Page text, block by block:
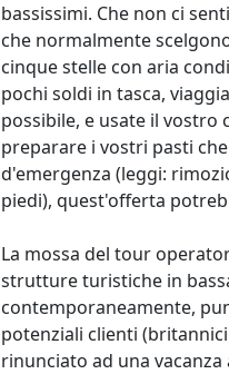
bassissimi. Che non ci
che normalmente
cinque stelle con aria
pochi soldi in tasca,
possibile, e usate il vostro
preparare i vostri pasti
d'emergenza (leggi:
piedi), quest'offerta
La mossa del tour
strutture turistiche in
contemporaneamente,
potenziali clienti
rinunciato ad una